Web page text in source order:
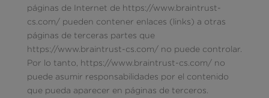
páginas de Internet de https://www.braintrust-
cs.com/ pueden contener enlaces (links) a otras
páginas de terceras partes que
https://www.braintrust-cs.com/ no puede controlar.
Por lo tanto, https://www.braintrust-cs.com/ no
puede asumir responsabilidades por el contenido
que pueda aparecer en páginas de terceros.